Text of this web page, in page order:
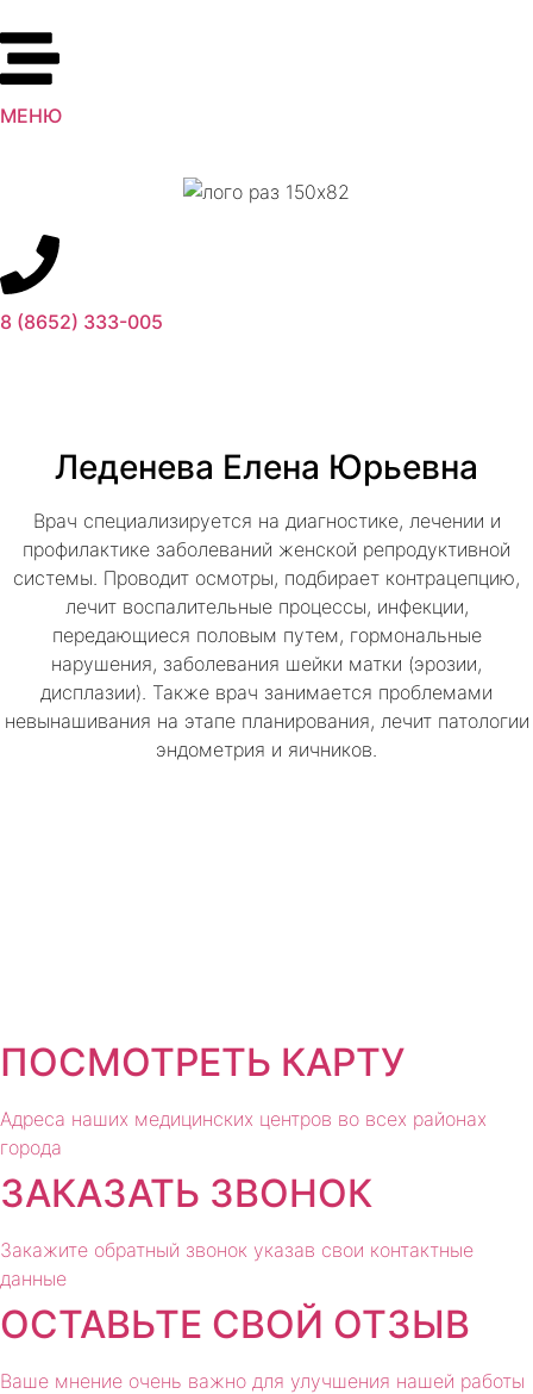
МЕНЮ
8 (8652) 333-005
Леденева Елена Юрьевна
Врач специализируется на диагностике, лечении и
профилактике заболеваний женской репродуктивной
системы. Проводит осмотры, подбирает контрацепцию,
лечит воспалительные процессы, инфекции,
передающиеся половым путем, гормональные
нарушения, заболевания шейки матки (эрозии,
дисплазии). Также врач занимается проблемами
невынашивания на этапе планирования, лечит патологии
эндометрия и яичников.
ПОСМОТРЕТЬ КАРТУ
Адреса наших медицинских центров во всех районах
города
ЗАКАЗАТЬ ЗВОНОК
Закажите обратный звонок указав свои контактные
данные
ОСТАВЬТЕ СВОЙ ОТЗЫВ
Ваше мнение очень важно для улучшения нашей работы